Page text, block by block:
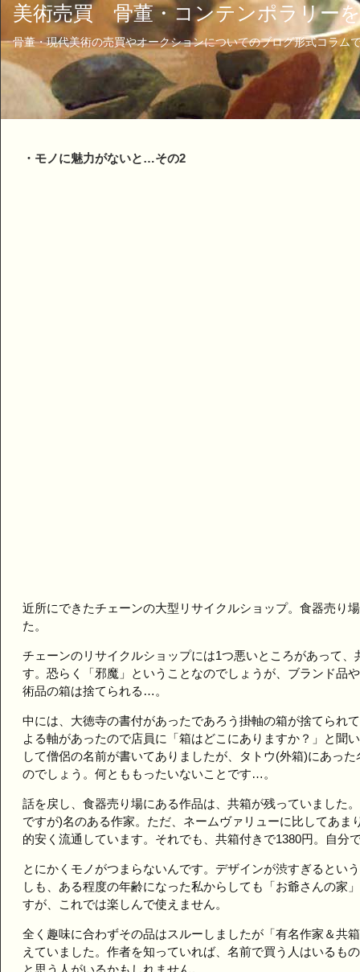
美術売買 骨董・コンテンポラリー
骨董・現代美術の売買やオークションについてのブログ形式コラム
・モノに魅力がないと…その2
近所にできたチェーンの大型リサイクルショップ。食器売り
た。
チェーンのリサイクルショップには1つ悪いところがあって
す。恐らく「邪魔」ということなのでしょうが、ブランド品
術品の箱は捨てられる…。
中には、大徳寺の書付があったであろう掛軸の箱が捨てられ
よる軸があったので店員に「箱はどこにありますか？」と聞
して僧侶の名前が書いてありましたが、タトウ(外箱)にあっ
のでしょう。何とももったいないことです…。
話を戻し、食器売り場にある作品は、共箱が残っていました
ですが)名のある作家。ただ、ネームヴァリューに比してあ
的安く流通しています。それでも、共箱付きで1380円。自
とにかくモノがつまらないんです。デザインが渋すぎるとい
しも、ある程度の年齢になった私からしても「お爺さんの
すが、これでは楽しんで使えません。
全く趣味に合わずその品はスルーしましたが「有名作家＆共
えていました。作者を知っていれば、名前で買う人はいるも
と思う人がいるかもしれません。